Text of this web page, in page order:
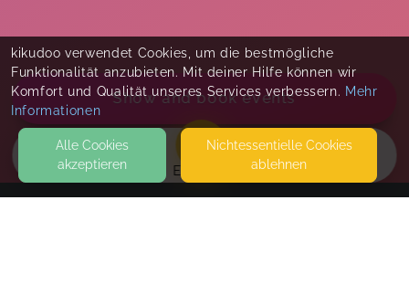
EVENTS
Show and book events
kikudoo verwendet Cookies, um die bestmögliche
Funktionalität anzubieten. Mit deiner Hilfe können wir
Komfort und Qualität unseres Services verbessern. Mehr
Informationen
Alle Cookies
akzeptieren
Nicht­essentielle Cookies
ablehnen